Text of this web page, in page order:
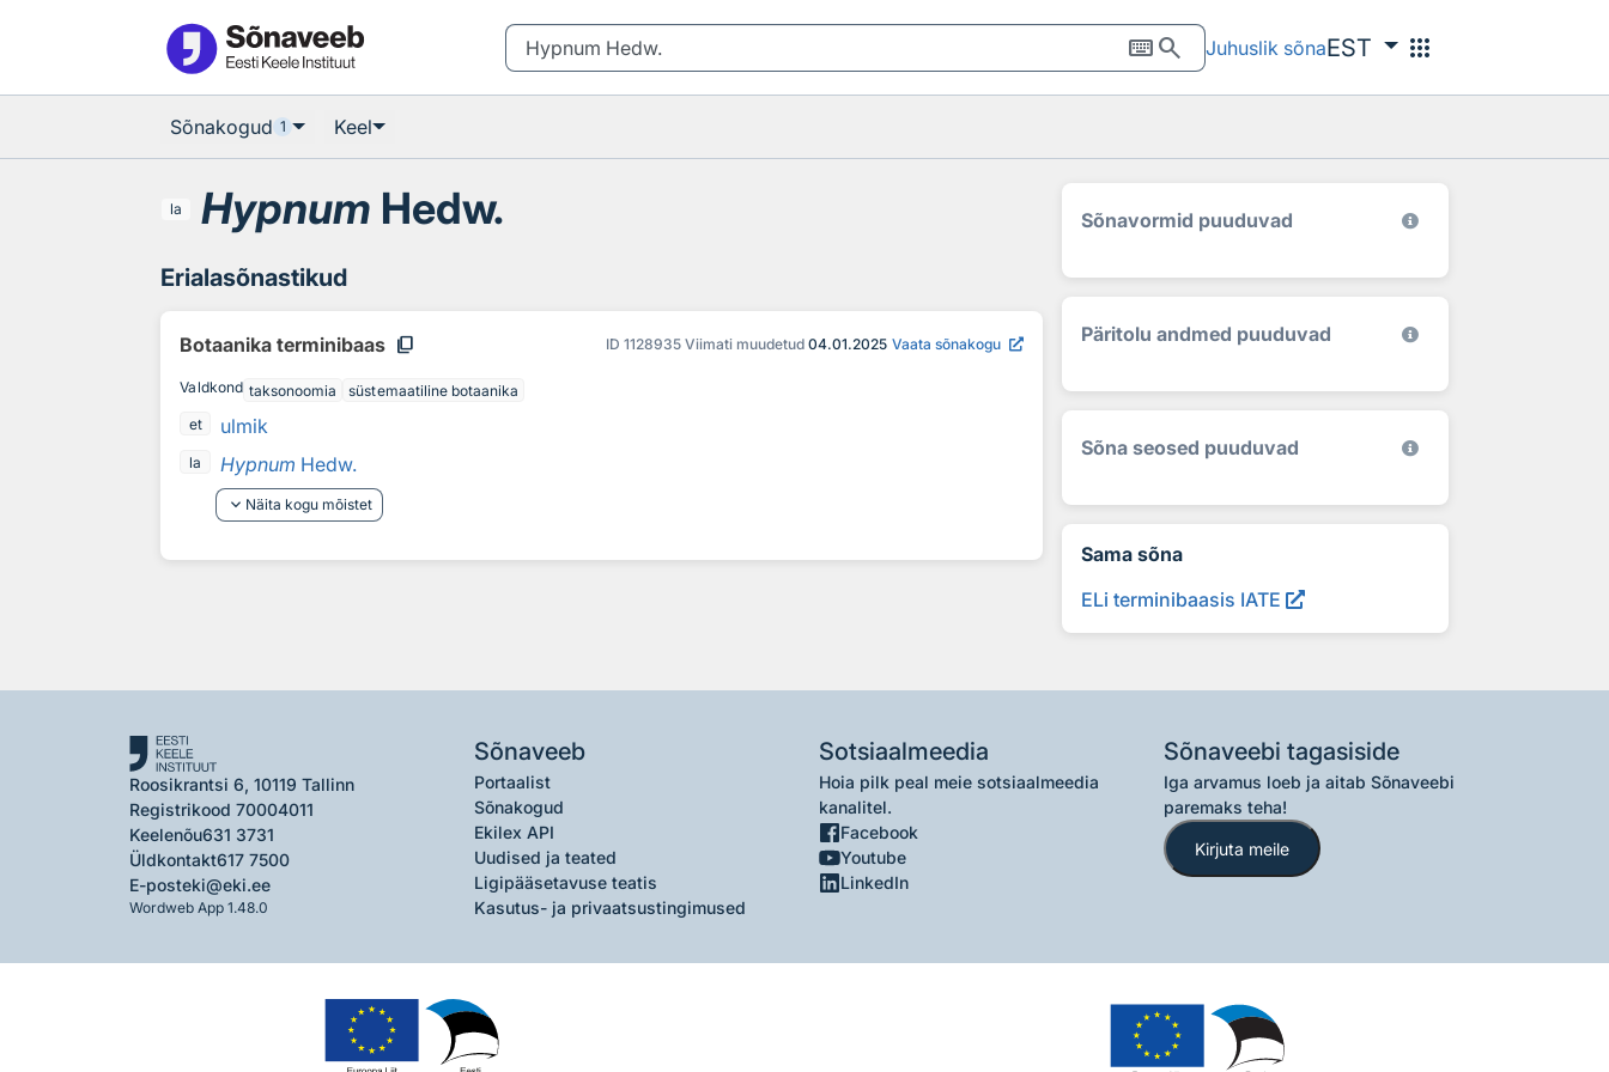
keyboardsearch Juhuslik sõnaEST apps
Sõnakogud 1 Keel
la Hypnum Hedw.
Erialasõnastikud
Botaanika terminibaas content_copy ID 1128935 Viimati muudetud 04.01.2025 Vaata sõnakogu
Valdkond taksonoomia
süstemaatiline botaanika
et
ulmik
la Hypnum Hedw.
keyboard_arrow_down Näita kogu mõistet
Sõnavormid puuduvad
Päritolu andmed puuduvad
Sõna seosed puuduvad
Sama sõna
ELi terminibaasis IATE
Roosikrantsi 6, 10119 Tallinn
Registrikood 70004011
Keelenõu631 3731
Üldkontakt617 7500
E-posteki@eki.ee
Wordweb App 1.48.0
Sõnaveeb
Portaalist
Sõnakogud
Ekilex API
Uudised ja teated
Ligipääsetavuse teatis
Kasutus- ja privaatsustingimused
Sotsiaalmeedia
Hoia pilk peal meie sotsiaalmeedia
kanalitel.
Facebook
Youtube
LinkedIn
Sõnaveebi tagasiside
Iga arvamus loeb ja aitab Sõnaveebi
paremaks teha!
Kirjuta meile